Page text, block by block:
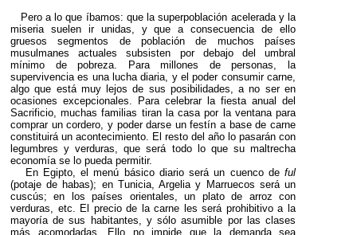
Pero a lo que íbamos: que la superpoblación acelerada y la
miseria suelen ir unidas, y que a consecuencia de ello
gruesos segmentos de población de muchos países
musulmanes actuales subsisten por debajo del umbral
mínimo de pobreza. Para millones de personas, la
supervivencia es una lucha diaria, y el poder consumir carne,
algo que está muy lejos de sus posibilidades, a no ser en
ocasiones excepcionales. Para celebrar la fiesta anual del
Sacrificio, muchas familias tiran la casa por la ventana para
comprar un cordero, y poder darse un festín a base de carne
constituirá un acontecimiento. El resto del año lo pasarán con
legumbres y verduras, que será todo lo que su maltrecha
economía se lo pueda permitir.
En Egipto, el menú básico diario será un cuenco de ful
(potaje de habas); en Tunicia, Argelia y Marruecos será un
cuscús; en los países orientales, un plato de arroz con
verduras, etc. El precio de la carne les será prohibitivo a la
mayoría de sus habitantes, y sólo asumible por las clases
más acomodadas. Ello no impide que la demanda sea